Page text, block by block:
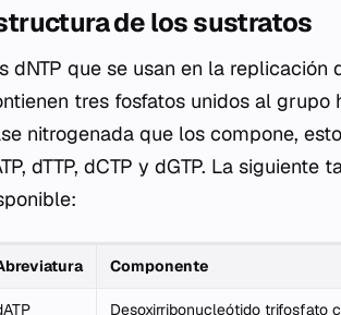
de los sustratos
dNTP que se usan en la
tres fosfatos unidos al
nitrogenada que los compone,
dTTP, dCTP y dGTP. La
Componente
Desoxirribonucleótido trifosfato